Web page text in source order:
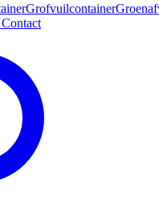
Grofvuilcontainer
Contact